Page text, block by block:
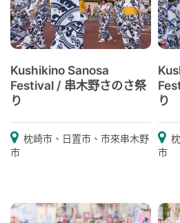
Kushikino Sanosa
Festival / 串木野さのさ祭
り
枕崎市、日置市、市來串木野
市
り
市